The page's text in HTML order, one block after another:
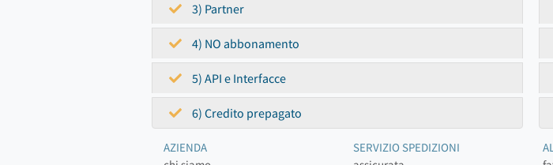
3) Partner
4) NO abbonamento
5) API e Interfacce
6) Credito prepagato
AZIENDA
SERVIZIO SPEDIZIONI